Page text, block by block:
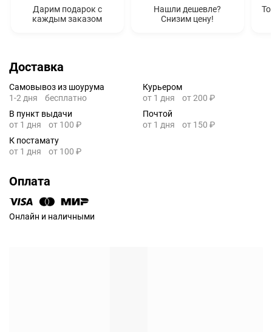
Дарим подарок с
каждым заказом
Нашли дешевле?
Снизим цену!
Доставка
Самовывоз из шоурума
1-2 дня
бесплатно
Курьером
от 1 дня
от 200 ₽
В пункт выдачи
от 1 дня
от 100 ₽
Почтой
от 1 дня
от 150 ₽
К постамату
от 1 дня
от 100 ₽
Оплата
Онлайн и наличными